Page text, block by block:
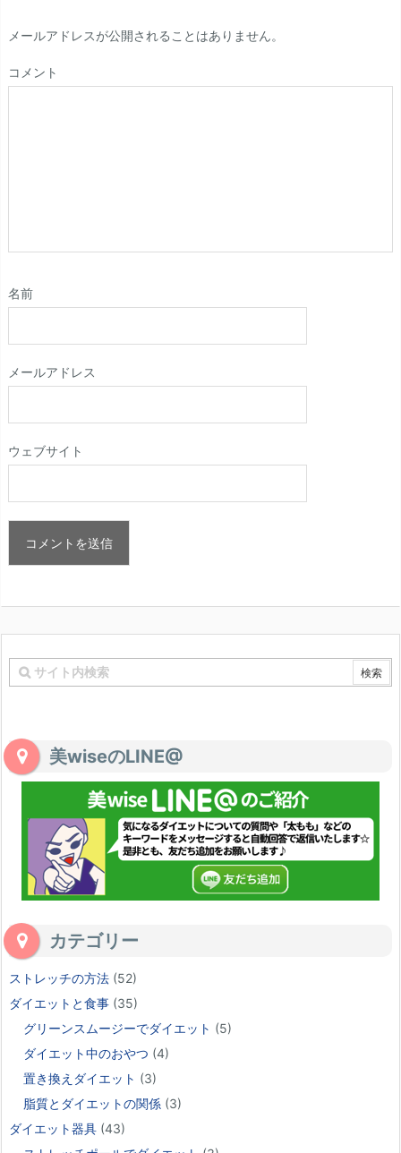
メールアドレスが公開されることはありません。
コメント
名前
メールアドレス
ウェブサイト
美wiseのLINE@
カテゴリー
ストレッチの方法 (52)
ダイエットと食事 (35)
グリーンスムージーでダイエット (5)
ダイエット中のおやつ (4)
置き換えダイエット (3)
脂質とダイエットの関係 (3)
ダイエット器具 (43)